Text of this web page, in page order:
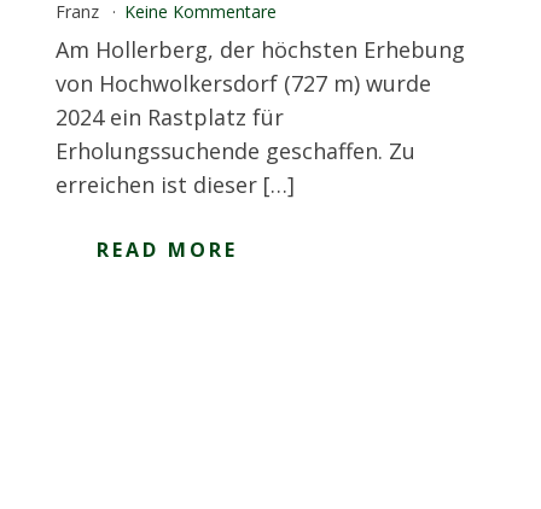
Franz Keine Kommentare
Am Hollerberg, der höchsten Erhebung
von Hochwolkersdorf (727 m) wurde
2024 ein Rastplatz für
Erholungssuchende geschaffen. Zu
erreichen ist dieser […]
READ MORE